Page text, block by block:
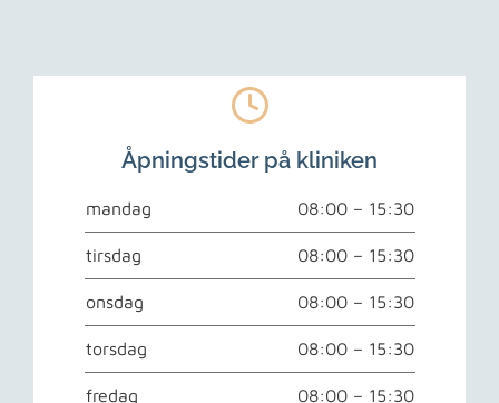
Åpningstider på kliniken
mandag 08:00 – 15:30
tirsdag 08:00 – 15:30
onsdag 08:00 – 15:30
torsdag 08:00 – 15:30
fredag 08:00 – 15:30